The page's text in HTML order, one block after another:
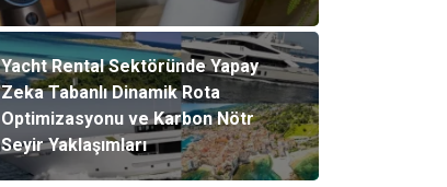
Yacht Rental Sektöründe Yapay
Zeka Tabanlı Dinamik Rota
Optimizasyonu ve Karbon Nötr
Seyir Yaklaşımları